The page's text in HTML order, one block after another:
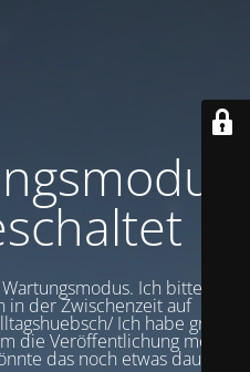
Ich bitte um
in der Zwischenzeit auf
Ich habe große
die Veröffentlichung meiner
das noch etwas dauern.